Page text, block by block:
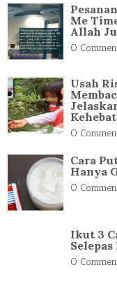
Me
Allah
0
Usah
0
Cara
Hanya
0
Ikut 3
0